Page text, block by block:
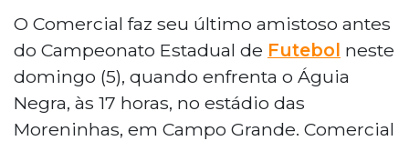
O Comercial faz seu último amistoso antes
do Campeonato Estadual de Futebol neste
domingo (5), quando enfrenta o Águia
Negra, às 17 horas, no estádio das
Moreninhas, em Campo Grande. Comercial